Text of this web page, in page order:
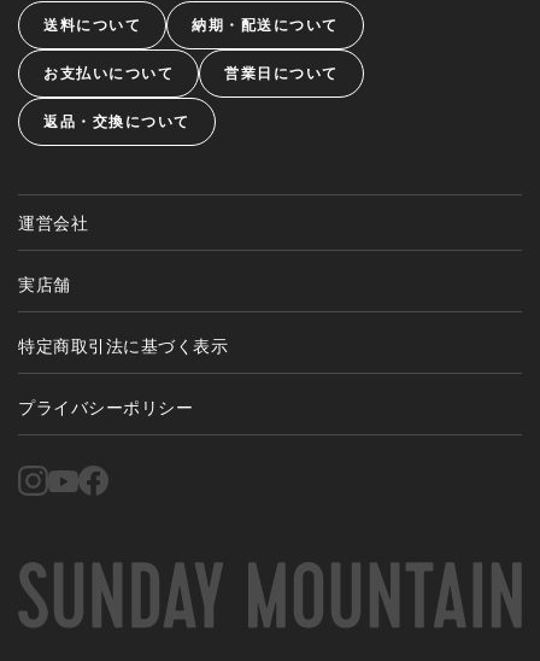
送料について 納期・配送について
お支払いについて 営業日について
返品・交換について
運営会社
実店舗
特定商取引法に基づく表示
プライバシーポリシー